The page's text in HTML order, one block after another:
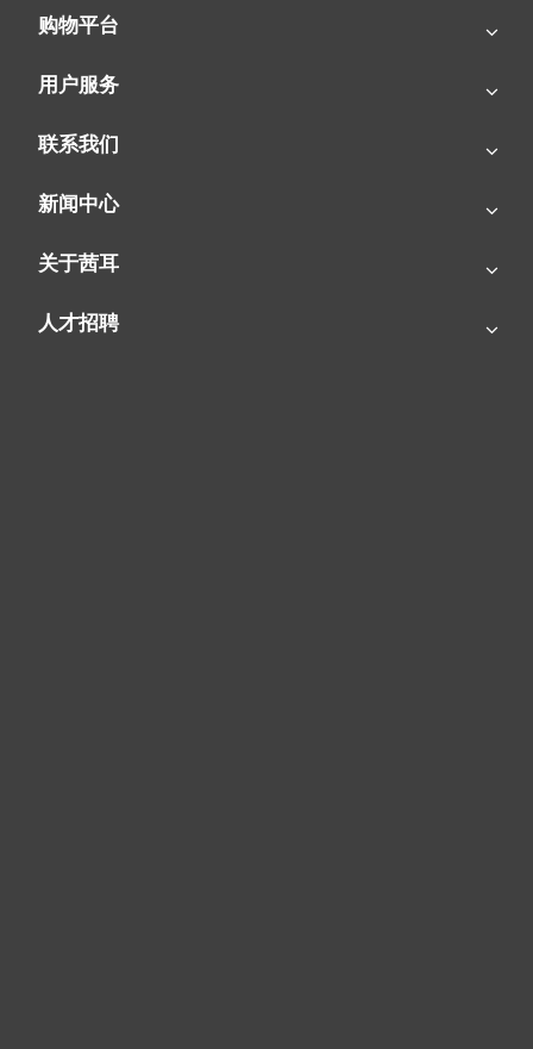
购物平台
用户服务
联系我们
新闻中心
关于茜耳
人才招聘